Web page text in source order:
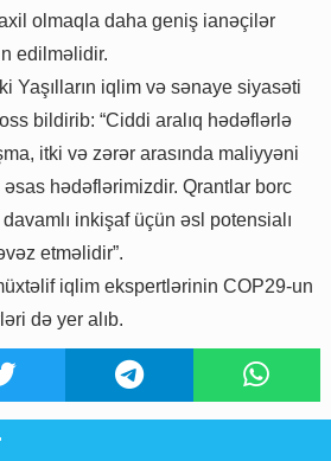
olmaqla daha geniş ianəçilər
edilməlidir.
Yaşılların iqlim və sənaye siyasəti
bildirib: “Ciddi aralıq hədəflərlə
itki və zərər arasında maliyyəni
əsas hədəflərimizdir. Qrantlar borc
inkişaf üçün əsl potensialı
etməlidir”.
iqlim ekspertlərinin COP29-un
də yer alıb.